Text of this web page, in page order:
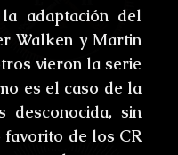
adaptación del
Walken y Martin
vieron la serie
es el caso de la
sin
favorito de los CR